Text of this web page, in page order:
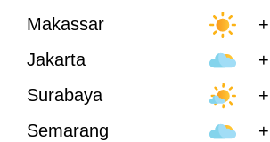
Makassar
Jakarta
Surabaya
Semarang